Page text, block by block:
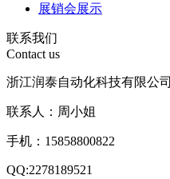
展销会展示
联系我们
Contact us
浙江润泰自动化科技有限公司
联系人：周小姐
手机：15858800822
QQ:2278189521